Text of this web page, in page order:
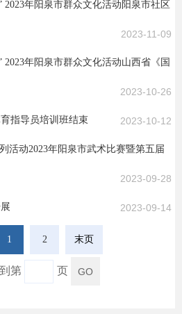
2023年阳泉市群众文化活动阳泉市社区
2023-11-09
2023年阳泉市群众文化活动山西省《国
2023-10-26
指导员培训班结束 2023-10-12
活动2023年阳泉市武术比赛暨第五届
2023-09-28
2023-09-14
1 2 末页
第 页